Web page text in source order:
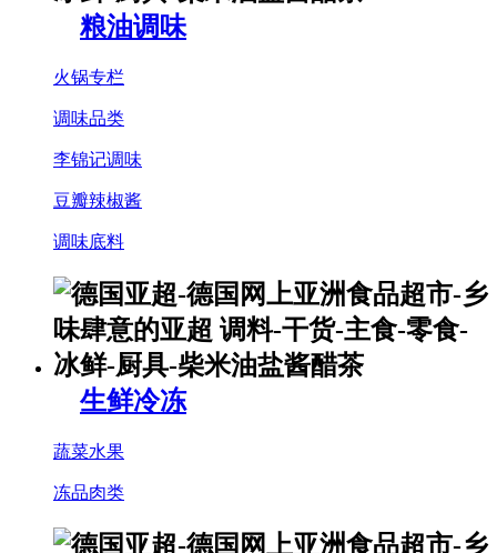
粮油调味
火锅专栏
调味品类
李锦记调味
豆瓣辣椒酱
调味底料
生鲜冷冻
蔬菜水果
冻品肉类